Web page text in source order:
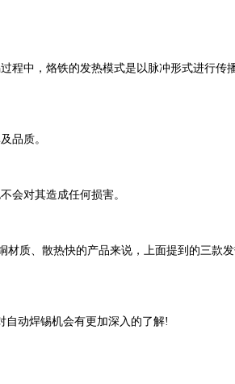
程中，烙铁的发热模式是以脉冲形式进行
品质。
会对其造成任何损害。
材质、散热快的产品来说，上面提到的三
自动焊锡机会有更加深入的了解!